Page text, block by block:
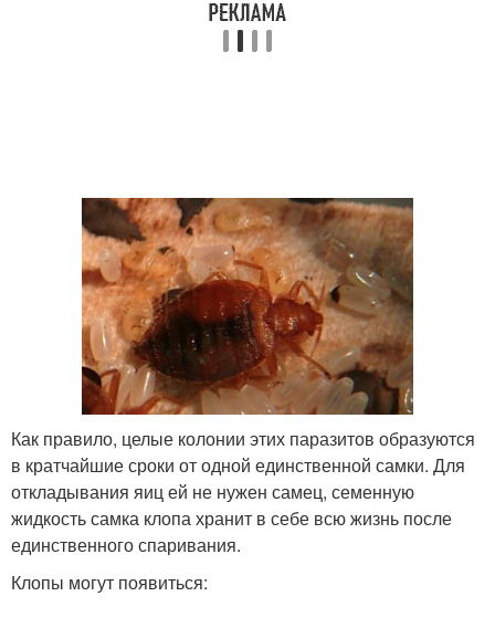
Как правило, целые колонии этих паразитов образуются
в кратчайшие сроки от одной единственной самки. Для
откладывания яиц ей не нужен самец, семенную
жидкость самка клопа хранит в себе всю жизнь после
единственного спаривания.
Клопы могут появиться: